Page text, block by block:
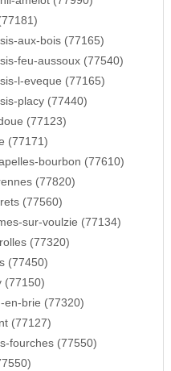
aux-bois (77165)
feu-aussoux (77540)
l-eveque (77165)
placy (77440)
(77123)
(77171)
bourbon (77610)
(77820)
(77560)
sur-voulzie (77134)
(77320)
(77450)
(77150)
en-brie (77320)
(77127)
fourches (77550)